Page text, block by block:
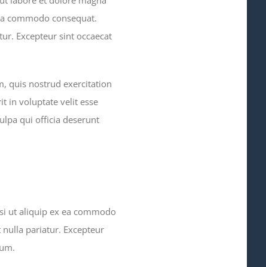
commodo consequat.
Excepteur sint occaecat
quis nostrud exercitation
in voluptate velit esse
qui officia deserunt
ut aliquip ex ea commodo
pariatur. Excepteur